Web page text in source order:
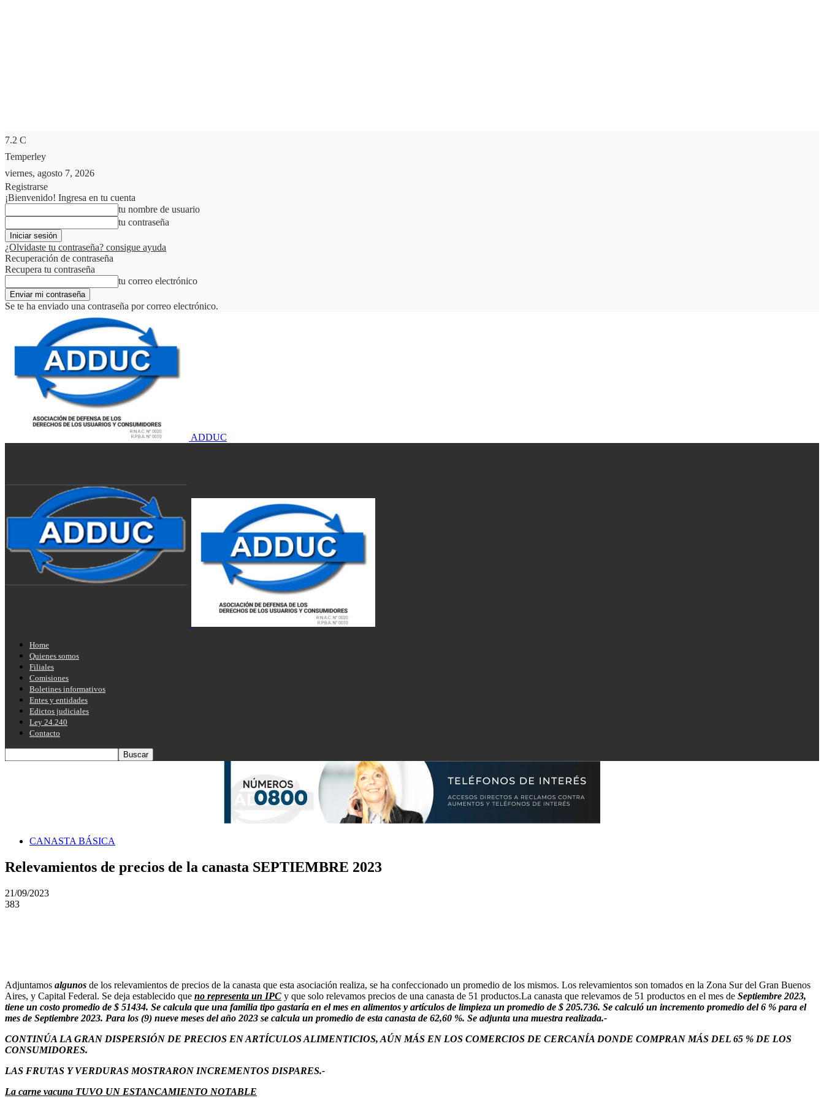
7.2 C
Temperley
viernes, agosto 7, 2026
Registrarse
¡Bienvenido! Ingresa en tu cuenta
tu nombre de usuario
tu contraseña
¿Olvidaste tu contraseña? consigue ayuda
Recuperación de contraseña
Recupera tu contraseña
tu correo electrónico
Se te ha enviado una contraseña por correo electrónico.
ADDUC
Home
Quienes somos
Filiales
Comisiones
Boletines informativos
Entes y entidades
Edictos judiciales
Ley 24.240
Contacto
CANASTA BÁSICA
Relevamientos de precios de la canasta SEPTIEMBRE 2023
21/09/2023
383
Adjuntamos algunos de los relevamientos de precios de la canasta que esta asociación realiza, se ha confeccionado un promedio de los mismos. Los relevamientos son tomados en la Zona Sur del Gran Buenos
Aires, y Capital Federal. Se deja establecido que no representa un IPC y que solo relevamos precios de una canasta de 51 productos.La canasta que relevamos de 51 productos en el mes de Septiembre 2023,
tiene un costo promedio de $ 51434. Se calcula que una familia tipo gastaría en el mes en alimentos y artículos de limpieza un promedio de $ 205.736. Se calculó un incremento promedio del 6 % para el
mes de Septiembre 2023. Para los (9) nueve meses del año 2023 se calcula un promedio de esta canasta de 62,60 %. Se adjunta una muestra realizada.-
CONTINÚA LA GRAN DISPERSIÓN DE PRECIOS EN ARTÍCULOS ALIMENTICIOS, AÚN MÁS EN LOS COMERCIOS DE CERCANÍA DONDE COMPRAN MÁS DEL 65 % DE LOS
CONSUMIDORES.
LAS FRUTAS Y VERDURAS MOSTRARON INCREMENTOS DISPARES.-
La carne vacuna TUVO UN ESTANCAMIENTO NOTABLE